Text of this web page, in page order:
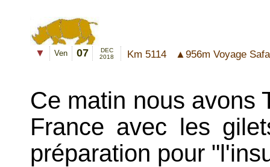
▼ Ven 07
DEC
2018 Km 5114 ▲956m Voyage
Ce matin nous avons
France avec les
préparation pour